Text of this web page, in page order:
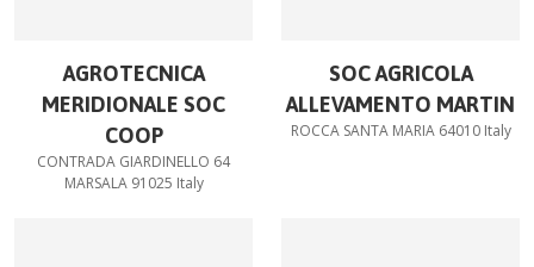
AGROTECNICA
MERIDIONALE SOC
COOP
CONTRADA GIARDINELLO 64
MARSALA 91025 Italy
SOC AGRICOLA
ALLEVAMENTO MARTIN
ROCCA SANTA MARIA 64010 Italy